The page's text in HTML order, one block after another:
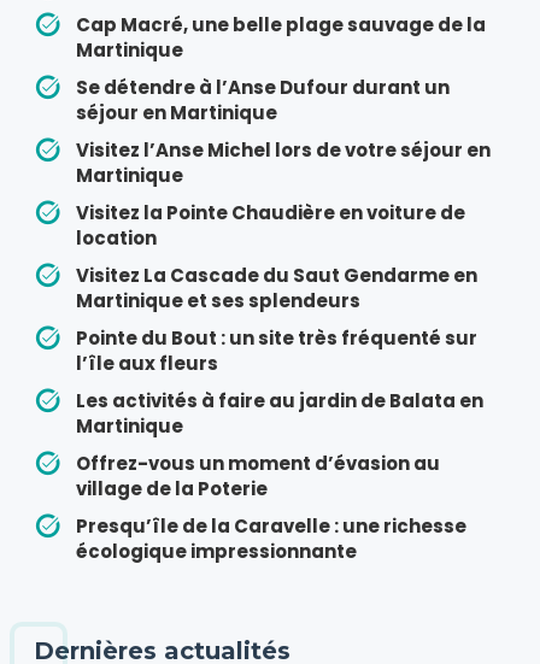
Cap Macré, une belle plage sauvage de la
Martinique
Se détendre à l’Anse Dufour durant un
séjour en Martinique
Visitez l’Anse Michel lors de votre séjour en
Martinique
Visitez la Pointe Chaudière en voiture de
location
Visitez La Cascade du Saut Gendarme en
Martinique et ses splendeurs
Pointe du Bout : un site très fréquenté sur
l’île aux fleurs
Les activités à faire au jardin de Balata en
Martinique
Offrez-vous un moment d’évasion au
village de la Poterie
Presqu’île de la Caravelle : une richesse
écologique impressionnante
Dernières actualités